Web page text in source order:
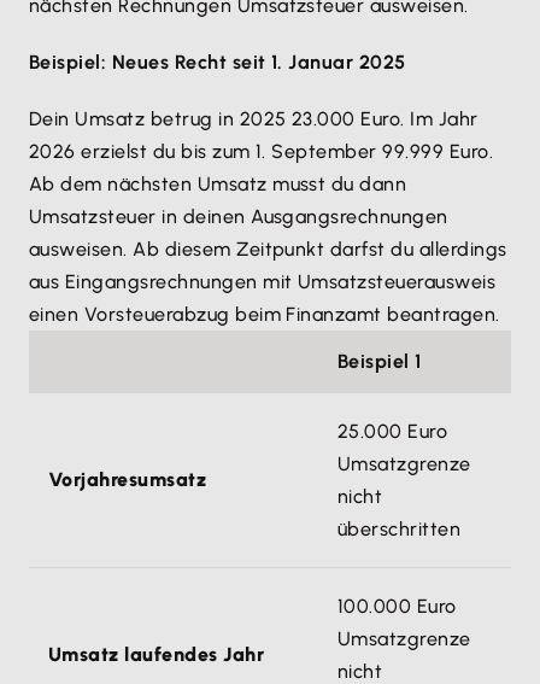
nächsten Rechnungen Umsatzsteuer ausweisen.
Beispiel: Neues Recht seit 1. Januar 2025
Dein Umsatz betrug in 2025 23.000 Euro. Im Jahr
2026 erzielst du bis zum 1. September 99.999 Euro.
Ab dem nächsten Umsatz musst du dann
Umsatzsteuer in deinen Ausgangsrechnungen
ausweisen. Ab diesem Zeitpunkt darfst du allerdings
aus Eingangsrechnungen mit Umsatzsteuerausweis
einen Vorsteuerabzug beim Finanzamt beantragen.
Beispiel 1
Vorjahresumsatz
25.000 Euro
Umsatzgrenze
nicht
überschritten
Umsatz laufendes Jahr
100.000 Euro
Umsatzgrenze
nicht